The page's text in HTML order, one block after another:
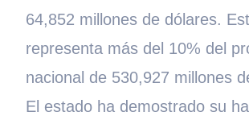
64,852 millones de dólares.
representa más del 10% del
nacional de 530,927 millones
El estado ha demostrado su